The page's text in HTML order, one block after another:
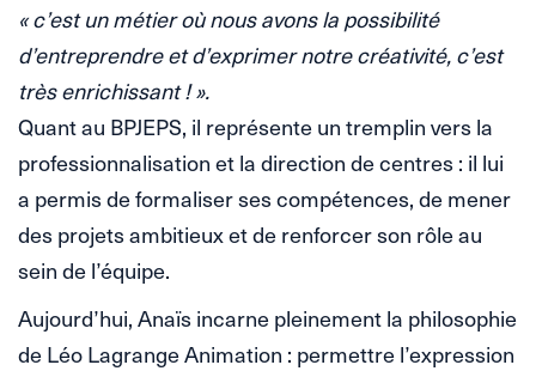
« c’est un métier où nous avons la possibilité
d’entreprendre et d’exprimer notre créativité, c’est
très enrichissant ! ».
Quant au BPJEPS, il représente un tremplin vers la
professionnalisation et la direction de centres : il lui
a permis de formaliser ses compétences, de mener
des projets ambitieux et de renforcer son rôle au
sein de l’équipe.
Aujourd’hui, Anaïs incarne pleinement la philosophie
de Léo Lagrange Animation : permettre l’expression